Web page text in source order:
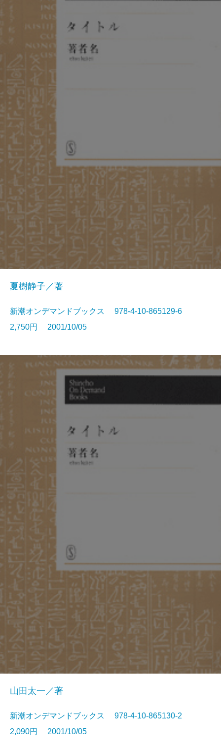
夏樹静子／著
新潮オンデマンドブックス 978-4-10-865129-6
2,750円 2001/10/05
山田太一／著
新潮オンデマンドブックス 978-4-10-865130-2
2,090円 2001/10/05